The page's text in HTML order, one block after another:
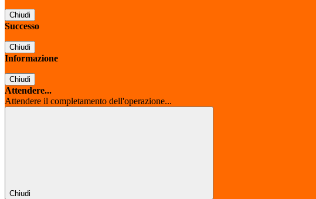
Chiudi
Successo
Chiudi
Informazione
Chiudi
Attendere...
Attendere il completamento dell'operazione...
Chiudi